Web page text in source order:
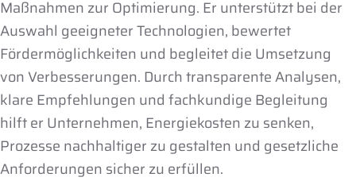
Maßnahmen zur Optimierung. Er unterstützt bei der
Auswahl geeigneter Technologien, bewertet
Fördermöglichkeiten und begleitet die Umsetzung
von Verbesserungen. Durch transparente Analysen,
klare Empfehlungen und fachkundige Begleitung
hilft er Unternehmen, Energiekosten zu senken,
Prozesse nachhaltiger zu gestalten und gesetzliche
Anforderungen sicher zu erfüllen.